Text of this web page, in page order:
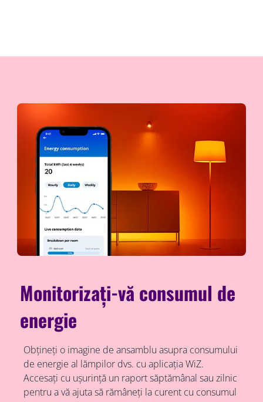
Monitorizați-vă consumul de
energie
Obțineți o imagine de ansamblu asupra consumului
de energie al lămpilor dvs. cu aplicația WiZ.
Accesați cu ușurință un raport săptămânal sau zilnic
pentru a vă ajuta să rămâneți la curent cu consumul